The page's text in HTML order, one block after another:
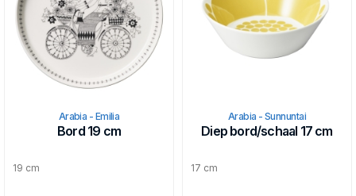
Arabia - Emilia
Bord 19 cm
19 cm
Arabia - Sunnuntai
Diep bord/schaal 17 cm
17 cm